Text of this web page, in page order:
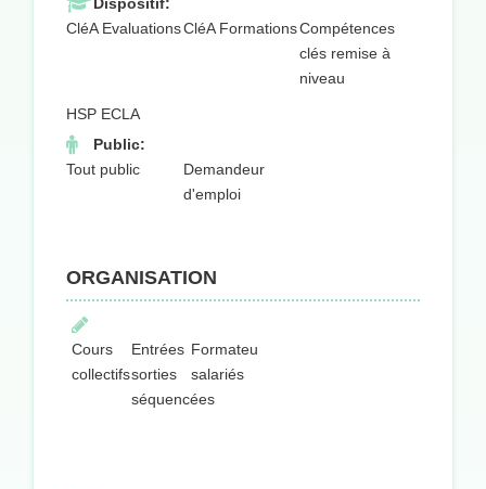
Dispositif:
CléA EvaluationsCléA FormationsCompétences
clés remise à
niveau
HSP ECLA
Public:
Tout public
Demandeur
d'emploi
ORGANISATION
Cours
collectifs
Entrées
sorties
séquencées
Formateurs
salariés